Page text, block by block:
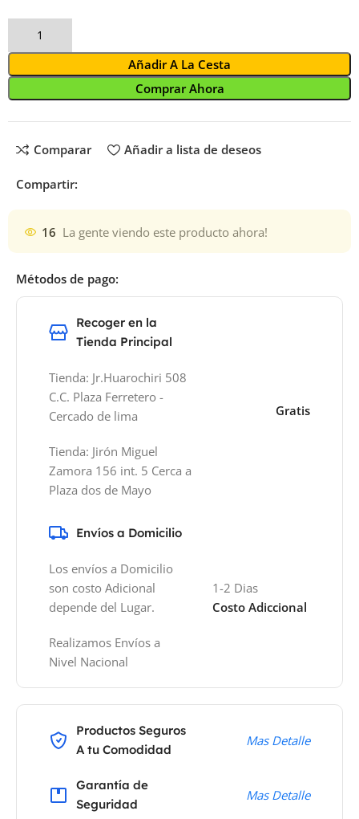
Añadir A La Cesta
Comprar Ahora
Comparar Añadir a lista de deseos
Compartir:
16 La gente viendo este producto ahora!
Métodos de pago:
Recoger en la
Tienda Principal
Tienda: Jr.Huarochiri 508
C.C. Plaza Ferretero -
Cercado de lima
Tienda: Jirón Miguel
Zamora 156 int. 5 Cerca a
Plaza dos de Mayo
Gratis
Envíos a Domicilio
Los envíos a Domicilio
son costo Adicional
depende del Lugar.
Realizamos Envíos a
Nivel Nacional
1-2 Dias
Costo Adiccional
Productos Seguros
A tu Comodidad
Mas Detalle
Garantía de
Seguridad
Mas Detalle